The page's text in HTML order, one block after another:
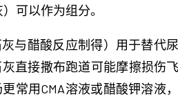
可以作为组分。
与醋酸反应制得）用于替代
直接撒布跑道可能摩擦损伤
常用CMA溶液或醋酸钾溶液